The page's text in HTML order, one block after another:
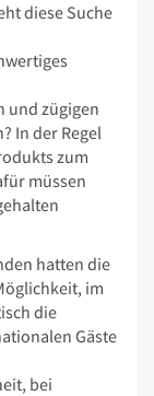
diese Suche
und zügigen
In der Regel
zum
müssen
hatten die
im
die
Gäste
bei